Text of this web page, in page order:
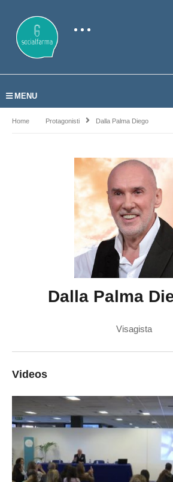
MENU
Home Protagonisti Dalla Palma Diego
Dalla Palma
Visagista
Videos